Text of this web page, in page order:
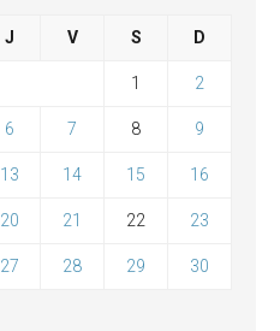
J V S D
1 2
6 7 8 9
13 14 15 16
20 21 22 23
27 28 29 30